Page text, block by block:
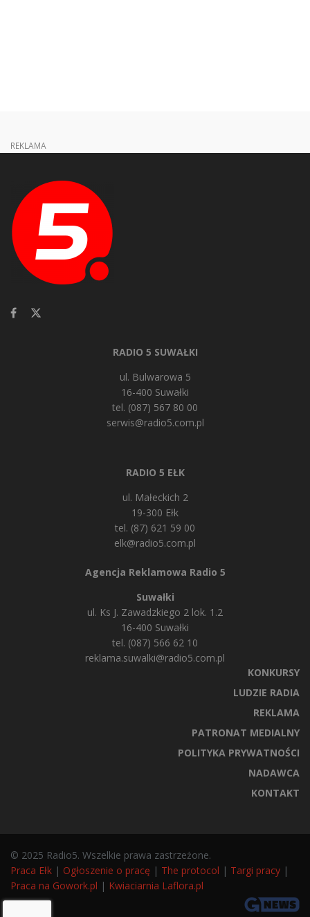
REKLAMA
RADIO 5 SUWAŁKI
ul. Bulwarowa 5
16-400 Suwałki
tel. (087) 567 80 00
serwis@radio5.com.pl
RADIO 5 EŁK
ul. Małeckich 2
19-300 Ełk
tel. (87) 621 59 00
elk@radio5.com.pl
Agencja Reklamowa Radio 5
Suwałki
ul. Ks J. Zawadzkiego 2 lok. 1.2
16-400 Suwałki
tel. (087) 566 62 10
reklama.suwalki@radio5.com.pl
KONKURSY
LUDZIE RADIA
REKLAMA
PATRONAT MEDIALNY
POLITYKA PRYWATNOŚCI
NADAWCA
KONTAKT
© 2025 Radio5. Wszelkie prawa zastrzeżone.
Praca Ełk | Ogłoszenie o pracę | The protocol | Targi pracy |
Praca na Gowork.pl | Kwiaciarnia Laflora.pl